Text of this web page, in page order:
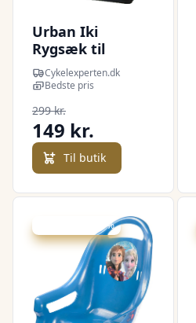
Urban Iki
Rygsæk til
cykelstol - Bincho
Black
Cykelexperten.dk
Bedste pris
299 kr.
149 kr.
Til butik
Udsalg - spar 3 %